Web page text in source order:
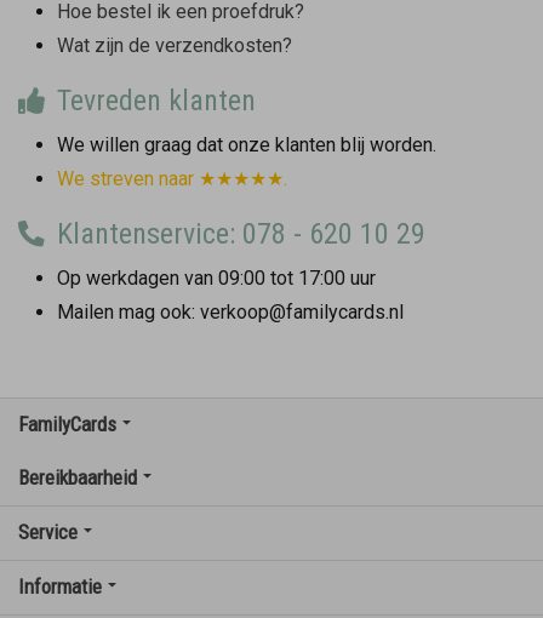
Hoe bestel ik een proefdruk?
Wat zijn de verzendkosten?
Tevreden klanten
We willen graag dat onze klanten blij worden.
We streven naar ★★★★★.
Klantenservice: 078 - 620 10 29
Op werkdagen van 09:00 tot 17:00 uur
Mailen mag ook: verkoop@familycards.nl
FamilyCards
Bereikbaarheid
Service
Informatie